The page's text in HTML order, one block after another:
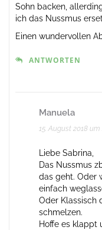
Sohn backen,
ich das Nussmus
Einen wundervollen
ANTWORTEN
Manuela
15. August 2018 um
Liebe Sabrina,
Das Nussmus
das geht. Oder
einfach
Oder Klassisch
schmelzen.
Hoffe es klappt